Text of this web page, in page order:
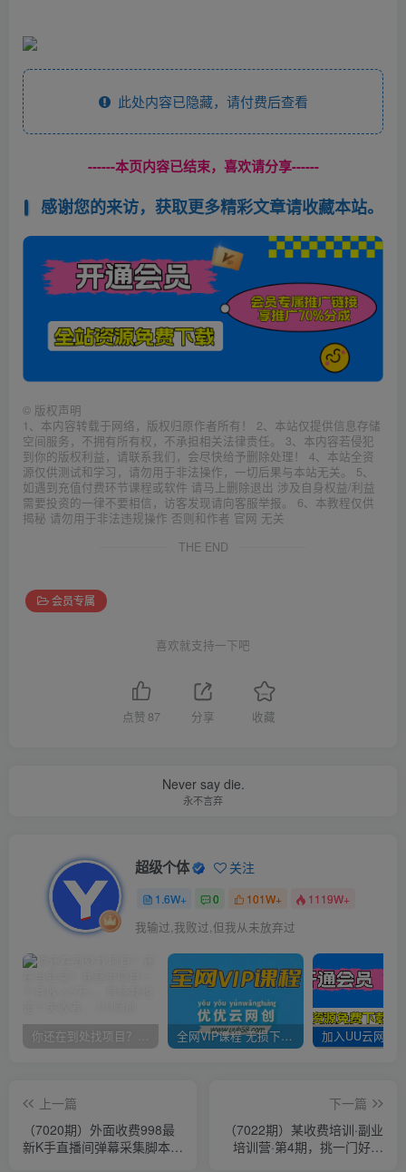
此处内容已隐藏，请付费后查看
------本页内容已结束，喜欢请分享------
感谢您的来访，获取更多精彩文章请收藏本站。
© 版权声明
1、本内容转载于网络，版权归原作者所有！ 2、本站仅提供信息存储
空间服务，不拥有所有权，不承担相关法律责任。 3、本内容若侵犯
到你的版权利益，请联系我们，会尽快给予删除处理！ 4、本站全资
源仅供测试和学习，请勿用于非法操作，一切后果与本站无关。 5、
如遇到充值付费环节课程或软件 请马上删除退出 涉及自身权益/利益
需要投资的一律不要相信，访客发现请向客服举报。 6、本教程仅供
揭秘 请勿用于非法违规操作 否则和作者 官网 无关
THE END
会员专属
喜欢就支持一下吧
点赞 87 分享 收藏
Never say die.
永不言弃
超级个体 关注
1.6W+ 0 101W+ 1119W+
我输过,我败过,但我从未放弃过
你还在到处找项目？还在当韭菜？我靠卖项目一个月收入5万+，曾经我也是个失败者。 全网VIP课程 无损下载~
上一篇
（7020期）外面收费998最
新K手直播间弹幕采集脚本
下一篇
（7022期）某收费培训·副业
培训营·第4期，挑一门好副